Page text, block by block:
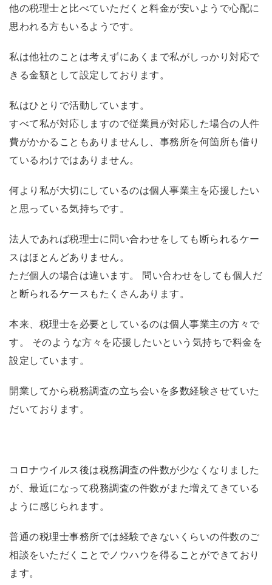
他の税理士と比べていただくと料金が安いようで心配に
思われる方もいるようです。
私は他社のことは考えずにあくまで私がしっかり対応で
きる金額として設定しております。
私はひとりで活動しています。
すべて私が対応しますので従業員が対応した場合の人件
費がかかることもありませんし、事務所を何箇所も借り
ているわけではありません。
何より私が大切にしているのは個人事業主を応援したい
と思っている気持ちです。
法人であれば税理士に問い合わせをしても断られるケー
スはほとんどありません。
ただ個人の場合は違います。 問い合わせをしても個人だ
と断られるケースもたくさんあります。
本来、税理士を必要としているのは個人事業主の方々で
す。 そのような方々を応援したいという気持ちで料金を
設定しています。
開業してから税務調査の立ち会いを多数経験させていた
だいております。
コロナウイルス後は税務調査の件数が少なくなりました
が、最近になって税務調査の件数がまた増えてきている
ように感じられます。
普通の税理士事務所では経験できないくらいの件数のご
相談をいただくことでノウハウを得ることができており
ます。